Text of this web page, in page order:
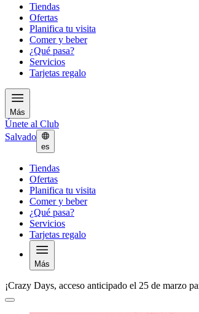
Tiendas
Ofertas
Planifica tu visita
Comer y beber
¿Qué pasa?
Servicios
Tarjetas regalo
Más
Únete al Club
Salvado
es
Tiendas
Ofertas
Planifica tu visita
Comer y beber
¿Qué pasa?
Servicios
Tarjetas regalo
Más
¡Crazy Days, acceso anticipado el 25 de marzo